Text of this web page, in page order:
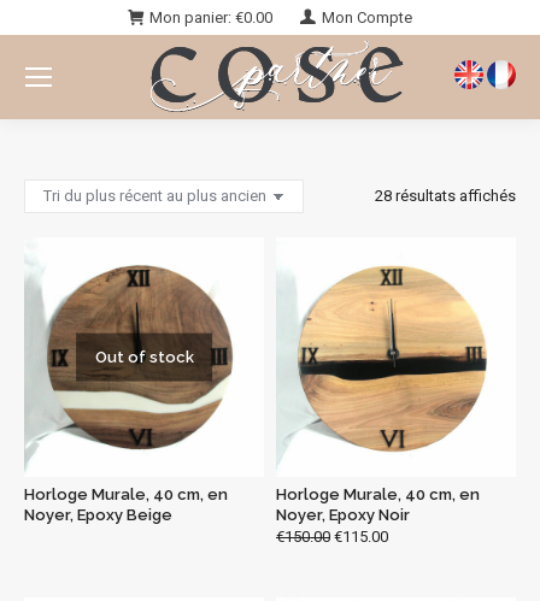
Mon panier: €0.00 Mon Compte
28 résultats affichés
Out of stock
Horloge Murale, 40 cm, en
Noyer, Epoxy Beige
Horloge Murale, 40 cm, en
Noyer, Epoxy Noir
€150.00 €115.00